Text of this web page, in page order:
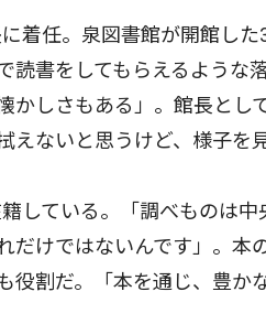
着任。泉図書館が開館し
読書をしてもらえるような
かしさもある」。館長とし
えないと思うけど、様子を
している。「調べものは
だけではないんです」。本
役割だ。「本を通じ、豊か